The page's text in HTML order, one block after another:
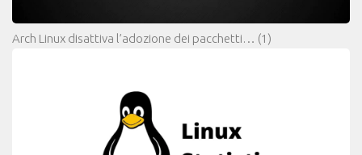
Arch Linux disattiva l’adozione dei pacchetti… (1)